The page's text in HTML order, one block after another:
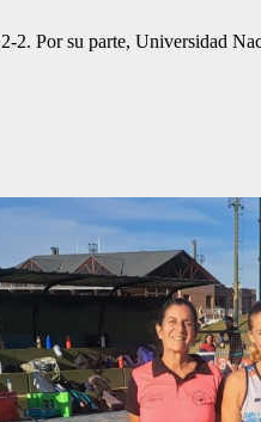
Por su parte, Universidad